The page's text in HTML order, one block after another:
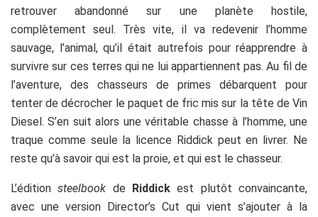
retrouver abandonné sur une planète hostile,
complètement seul. Très vite, il va redevenir l’homme
sauvage, l’animal, qu’il était autrefois pour réapprendre à
survivre sur ces terres qui ne lui appartiennent pas. Au fil de
l’aventure, des chasseurs de primes débarquent pour
tenter de décrocher le paquet de fric mis sur la tête de Vin
Diesel. S’en suit alors une véritable chasse à l’homme, une
traque comme seule la licence Riddick peut en livrer. Ne
reste qu’à savoir qui est la proie, et qui est le chasseur.
L’éditionsteelbook de Riddick est plutôt convaincante,
avec une version Director’s Cut qui vient s’ajouter à la